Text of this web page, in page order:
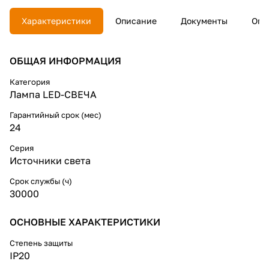
Соответствует требованиям
Технических регламентов
004/2011, ТР ТС 020/2011, МЭК
62560, Постановления
№ 1356.
Характеристики Описание Документы
ОБЩАЯ ИНФОРМАЦИЯ
Категория
Лампа LED-СВЕЧА
Гарантийный срок (мес)
24
Серия
Источники света
Срок службы (ч)
30000
ОСНОВНЫЕ ХАРАКТЕРИСТИКИ
Степень защиты
IP20